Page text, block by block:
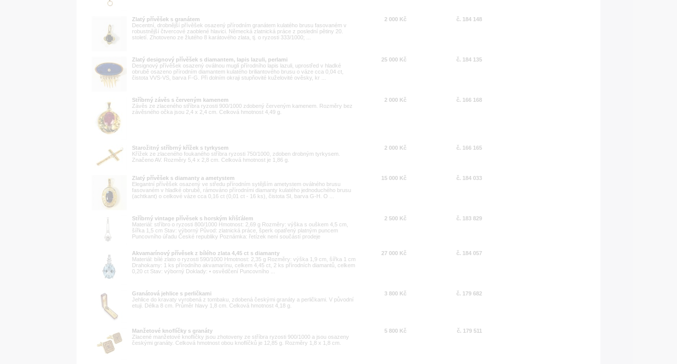
Zlatý přívěšek s granátem
Decentní, drobnější přívěšek osazený přírodním granátem kulatého brusu fasovaném v
robustnější čtvercové zaoblené hlavici. Německá zlatnická práce z poslední pětiny 20.
století. Zhotoveno ze žlutého 8 karátového zlata, tj. o ryzosti 333/1000; ...
2 000 Kč č. 184 148
Zlatý designový přívěšek s diamantem, lapis lazuli, perlami
Designový přívěšek osazený oválnou muglí přírodního lapis lazuli, uprostřed v hladké
obrubě osazeno přírodním diamantem kulatého briliantového brusu o váze cca 0,04 ct,
čistota VVS-VS, barva F-G. Při dolním okraji stupňovité kuželovité ověsky, kr ...
25 000 Kč č. 184 135
Stříbrný závěs s červeným kamenem
Závěs ze zlaceného stříbra ryzosti 900/1000 zdobený červeným kamenem. Rozměry bez
závěsného očka jsou 2,4 x 2,4 cm. Celková hmotnost 4,49 g.
2 000 Kč č. 166 168
Starožitný stříbrný křížek s tyrkysem
Křížek ze zlaceného foukaného stříbra ryzosti 750/1000, zdoben drobným tyrkysem.
Značeno AV. Rozměry 5,4 x 2,8 cm. Celková hmotnost je 1,86 g.
2 000 Kč č. 166 165
Zlatý přívěšek s diamanty a ametystem
Elegantní přívěšek osazený ve středu přírodním sytějším ametystem oválného brusu
fasovaném v hladké obrubě, rámováno přírodními diamanty kulatého jednoduchého brusu
(achtkant) o celkové váze cca 0,16 ct (0,01 ct - 16 ks), čistota SI, barva G-H. O ...
15 000 Kč č. 184 033
Stříbrný vintage přívěsek s horským křišťálem
Materiál: stříbro o ryzosti 800/1000 Hmotnost: 2,69 g Rozměry: výška s ouškem 4,5 cm,
šířka 1,5 cm Stav: výborný Původ: zlatnická práce, šperk opatřený platným puncem
Puncovního úřadu České republiky Poznámka: řetízek není součástí prodeje
2 500 Kč č. 183 829
Akvamarínový přívěsek z bílého zlata 4,45 ct s diamanty
Materiál: bílé zlato o ryzosti 590/1000 Hmotnost: 2,35 g Rozměry: výška 1,9 cm, šířka 1 cm
Drahokamy: 1 ks přírodního akvamarínu, celkem 4,45 ct, 2 ks přírodních diamantů, celkem
0,20 ct Stav: výborný Doklady: • osvědčení Puncovního ...
27 000 Kč č. 184 057
Granátová jehlice s perličkami
Jehlice do kravaty vyrobená z tombaku, zdobená českými granáty a perličkami. V původní
etuji. Délka 8 cm. Průměr hlavy 1,8 cm. Celková hmotnost 4,18 g.
3 800 Kč č. 179 682
Manžetové knoflíčky s granáty
Zlacené manžetové knoflíčky jsou zhotoveny ze stříbra ryzosti 900/1000 a jsou osazeny
českými granáty. Celková hmotnost obou knoflíčků je 12,85 g. Rozměry 1,8 x 1,8 cm.
5 800 Kč č. 179 511